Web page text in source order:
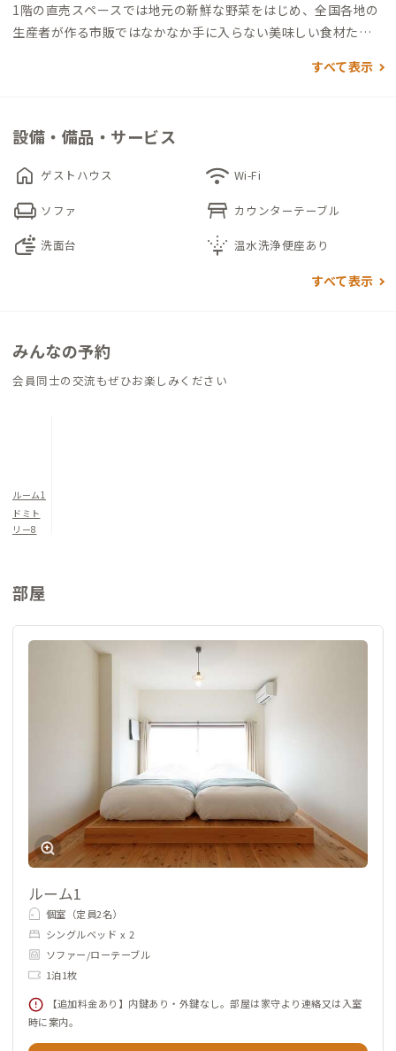
1階の直売スペースでは地元の新鮮な野菜をはじめ、全国各地の
生産者が作る市販ではなかなか手に入らない美味しい食材たち
すべて表示
設備・備品・サービス
home ゲストハウス wifi Wi-Fi
chair ソファ table_restaurant カウンターテーブル
soap 洗面台 sprinkler 温水洗浄便座あり
すべて表示
みんなの予約
会員同士の交流もぜひお楽しみください
ルーム1
ドミト
リー8
部屋
ルーム1
個室（定員2名）
シングルベッド x 2
ソファー/ローテーブル
1泊1枚
【追加料金あり】内鍵あり・外鍵なし。部屋は家守より連絡又は入室
時に案内。